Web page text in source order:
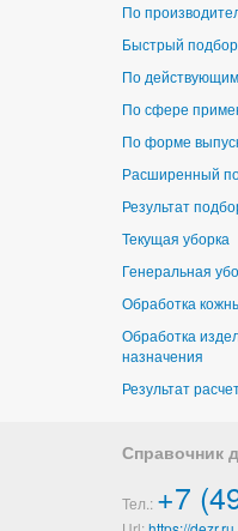
По
Быстрый подбор
По
По сфере
По форме
Расширенный
Результат
Текущая уборка
Генеральная
Обработка
Обработка
назначения
Результат
Справочник
Тел.: +7